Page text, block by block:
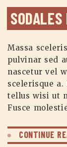
Massa
pulvinar sed
nascetur vel
scelerisque
tellus wisi ut
Fusce
CONTINUE